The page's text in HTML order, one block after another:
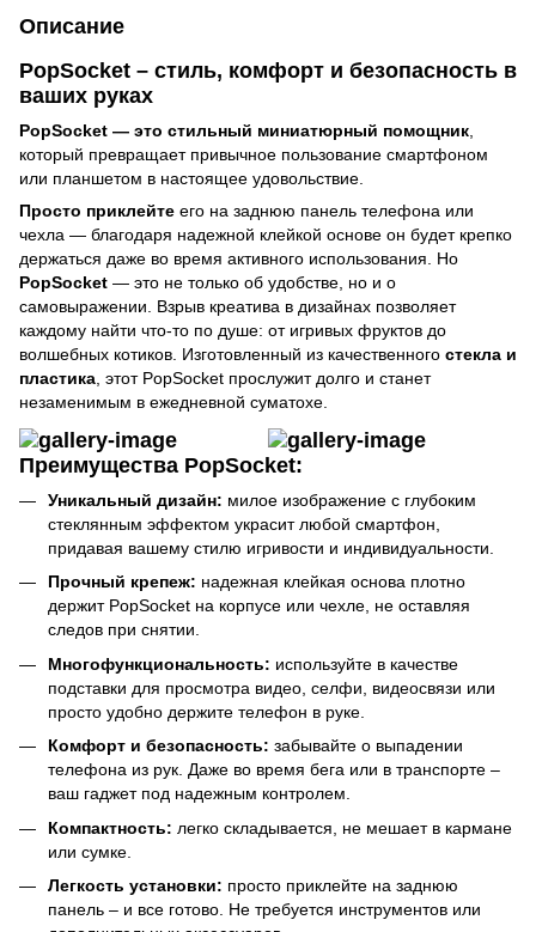
Описание
PopSocket – стиль, комфорт и безопасность в
ваших руках
PopSocket — это стильный миниатюрный помощник,
который превращает привычное пользование смартфоном
или планшетом в настоящее удовольствие.
Просто приклейте его на заднюю панель телефона или
чехла — благодаря надежной клейкой основе он будет крепко
держаться даже во время активного использования. Но
PopSocket — это не только об удобстве, но и о
самовыражении. Взрыв креатива в дизайнах позволяет
каждому найти что-то по душе: от игривых фруктов до
волшебных котиков. Изготовленный из качественного стекла и
пластика, этот PopSocket прослужит долго и станет
незаменимым в ежедневной суматохе.
Преимущества PopSocket:
Уникальный дизайн: милое изображение с глубоким
стеклянным эффектом украсит любой смартфон,
придавая вашему стилю игривости и индивидуальности.
Прочный крепеж: надежная клейкая основа плотно
держит PopSocket на корпусе или чехле, не оставляя
следов при снятии.
Многофункциональность: используйте в качестве
подставки для просмотра видео, селфи, видеосвязи или
просто удобно держите телефон в руке.
Комфорт и безопасность: забывайте о выпадении
телефона из рук. Даже во время бега или в транспорте –
ваш гаджет под надежным контролем.
Компактность: легко складывается, не мешает в кармане
или сумке.
Легкость установки: просто приклейте на заднюю
панель – и все готово. Не требуется инструментов или